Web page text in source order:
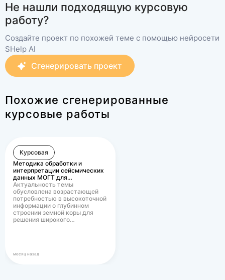
недостатки;
– предложена схема
приспособления и
обоснован ее выбор;
– проведен
кинематический анализ
предложенной схемы;
– разработан сборочный
чертеж приспособления.
Не нашли подходящую курсовую
работу?
Создайте проект по похожей теме с помощью нейросети
SHelp AI
Сгенерировать проект
Похожие сгенерированные
курсовые работы
Курсовая
Методика обработки и
интерпретации сейсмических
данных МОГТ для…
Актуальность темы
обусловлена возрастающей
потребностью в высокоточной
информации о глубинном
строении земной коры для
решения широкого…
месяц назад